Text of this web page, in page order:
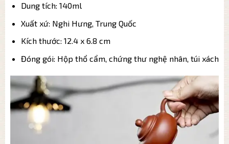
Dung tích: 140ml
Xuất xứ: Nghi Hưng, Trung Quốc
Kích thước: 12.4 x 6.8 cm
Đóng gói: Hộp thổ cẩm, chứng thư nghệ nhân, túi xách